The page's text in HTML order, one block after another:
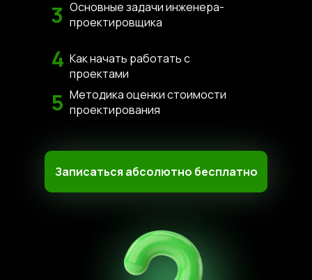
Основные задачи инженера-
проектировщика
3
Как начать работать с
проектами
4
Методика оценки стоимости
проектирования
5
Записаться абсолютно бесплатно